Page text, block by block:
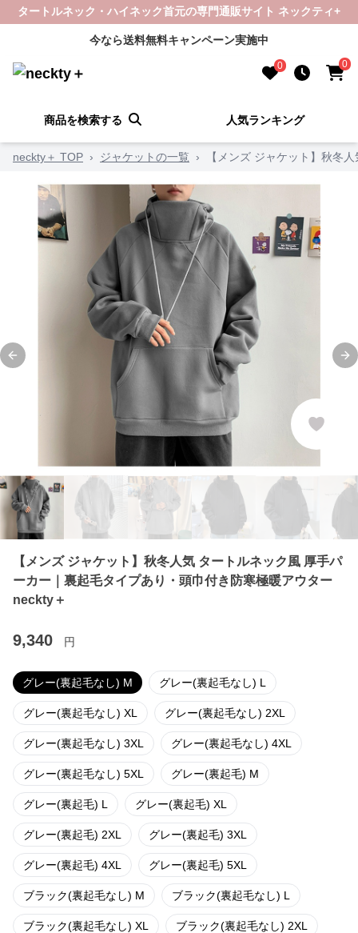
タートルネック・ハイネック首元の専門通販サイト ネックティ+
今なら送料無料キャンペーン実施中
0 0
商品を検索する 人気ランキング
neckty＋ TOP › ジャケットの一覧 › 【メンズ ジャケット】秋冬
Previous slide
【メンズ ジャケット】秋冬人気 タートルネック風 厚手パ
ーカー｜裏起毛タイプあり・頭巾付き防寒極暖アウター
neckty＋
9,340 円
グレー(裏起毛なし) M グレー(裏起毛なし) L
グレー(裏起毛なし) XL グレー(裏起毛なし) 2XL
グレー(裏起毛なし) 3XL グレー(裏起毛なし) 4XL
グレー(裏起毛なし) 5XL グレー(裏起毛) M
グレー(裏起毛) L グレー(裏起毛) XL
グレー(裏起毛) 2XL グレー(裏起毛) 3XL
グレー(裏起毛) 4XL グレー(裏起毛) 5XL
ブラック(裏起毛なし) M ブラック(裏起毛なし) L
ブラック(裏起毛なし) XL ブラック(裏起毛なし) 2XL